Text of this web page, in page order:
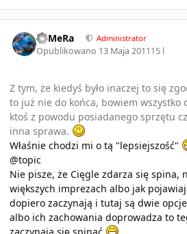
KaMeRa Administrator
Opublikowano 13 Maja 201115 l
Z tym, że kiedyś było inaczej to się
to już nie do końca, bowiem wszystko
ktoś z powodu posiadanego sprzętu
inna sprawa.
Właśnie chodzi mi o tą "lepsiejszość"
@topic
Nie pisze, że Cięgle zdarza się spina,
większych imprezach albo jak
dopiero zaczynają i tutaj są dwie
albo ich zachowania doprowadza to